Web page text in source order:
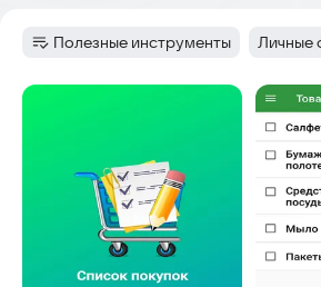
Категория:
Полезные инструменты Тег:
Личные
Скриншоты